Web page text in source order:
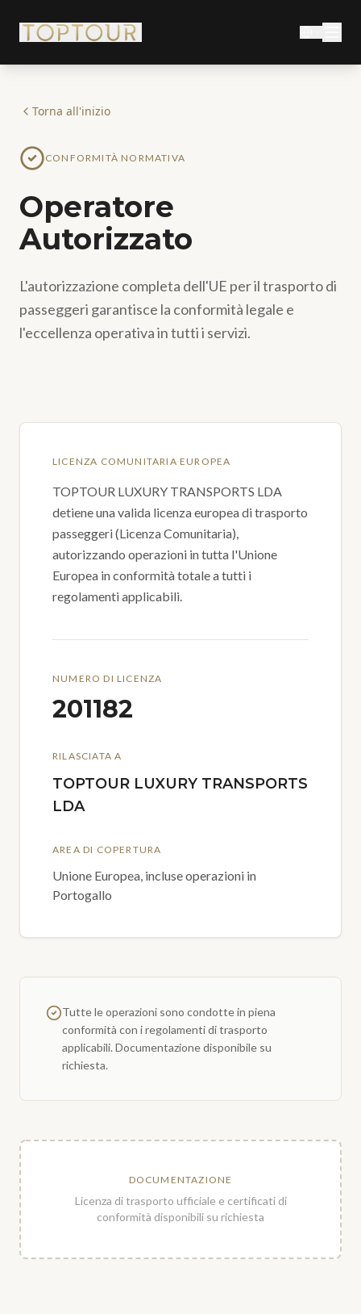
Torna all'inizio
CONFORMITÀ NORMATIVA
Operatore
Autorizzato
L'autorizzazione completa dell'UE per il trasporto di
passeggeri garantisce la conformità legale e
l'eccellenza operativa in tutti i servizi.
LICENZA COMUNITARIA EUROPEA
TOPTOUR LUXURY TRANSPORTS LDA
detiene una valida licenza europea di trasporto
passeggeri (Licenza Comunitaria),
autorizzando operazioni in tutta l'Unione
Europea in conformità totale a tutti i
regolamenti applicabili.
NUMERO DI LICENZA
201182
RILASCIATA A
TOPTOUR LUXURY TRANSPORTS
LDA
AREA DI COPERTURA
Unione Europea, incluse operazioni in
Portogallo
Tutte le operazioni sono condotte in piena
conformità con i regolamenti di trasporto
applicabili. Documentazione disponibile su
richiesta.
DOCUMENTAZIONE
Licenza di trasporto ufficiale e certificati di
conformità disponibili su richiesta